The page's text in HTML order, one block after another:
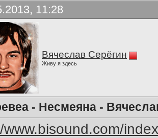
11:28
Вячеслав Серёгин
Живу я здесь
- Несмеяна -
www.bisound.com/